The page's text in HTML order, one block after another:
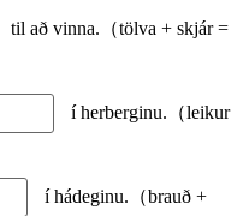
til að vinna.（tölva + skjár =
í herberginu.（leikur
í hádeginu.（brauð +